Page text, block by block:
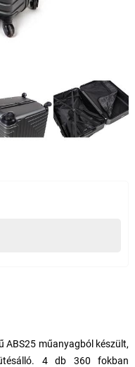
ABS25 műanyagból készült,
4 db 360 fokban